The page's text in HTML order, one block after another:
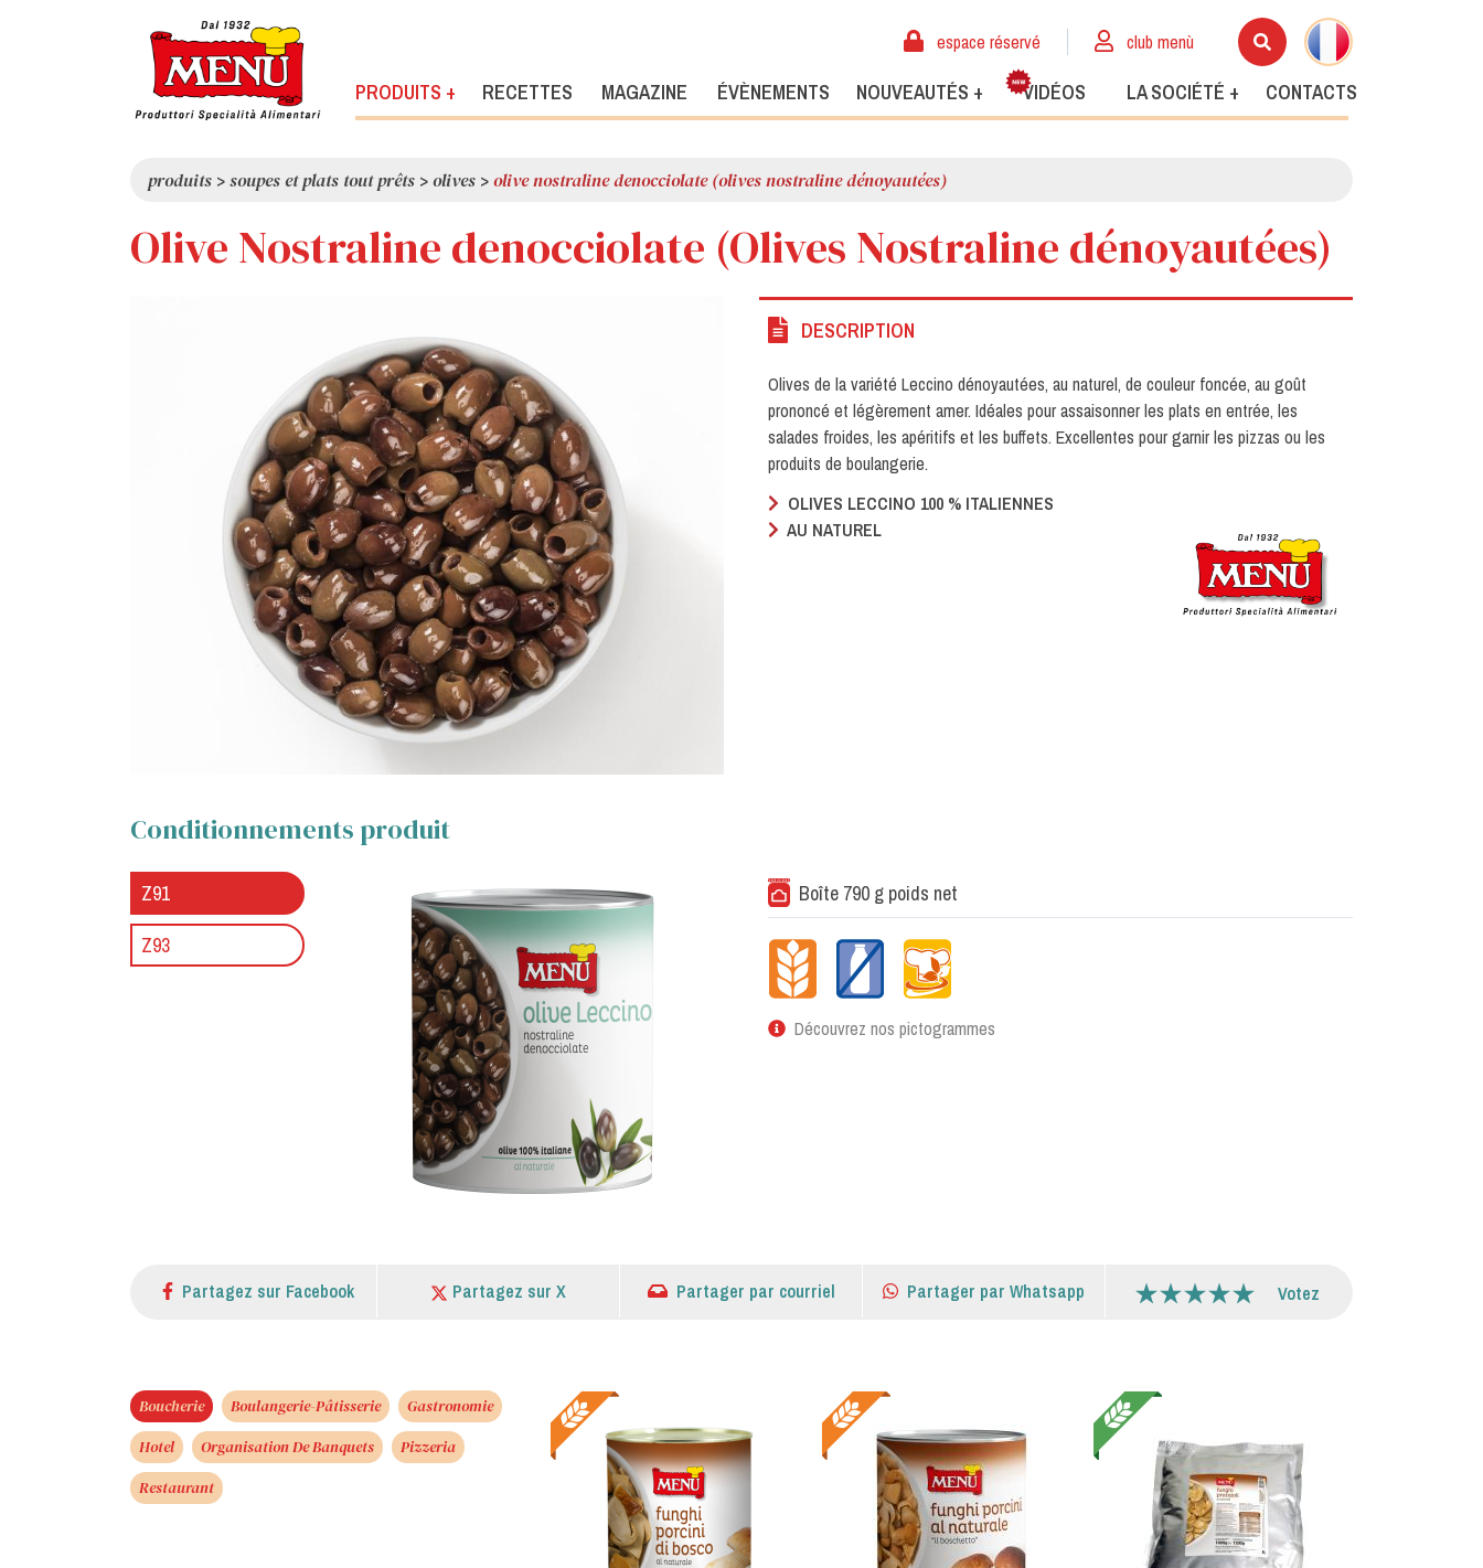
espace réservé club menù
PRODUITS + RECETTES MAGAZINE ÉVÈNEMENTS NOUVEAUTÉS + VIDÉOS LA SOCIÉTÉ + CONTACTS
produits >soupes et plats tout prêts >olives >olive nostraline denocciolate (olives nostraline dénoyautées)
Olive Nostraline denocciolate (Olives Nostraline dénoyautées)
DESCRIPTION
Olives de la variété Leccino dénoyautées, au naturel, de couleur foncée, au goût
prononcé et légèrement amer. Idéales pour assaisonner les plats en entrée, les
salades froides, les apéritifs et les buffets. Excellentes pour garnir les pizzas ou les
produits de boulangerie.
OLIVES LECCINO 100 % ITALIENNES
AU NATUREL
Conditionnements produit
Z91
Z93
Boîte 790 g poids net
Découvrez nos pictogrammes
Partagez sur Facebook Partagez sur X Partager par courriel Partager par Whatsapp Votez
Boucherie Boulangerie-Pâtisserie
Gastronomie
Hotel
Organisation De Banquets
Pizzeria
Restaurant